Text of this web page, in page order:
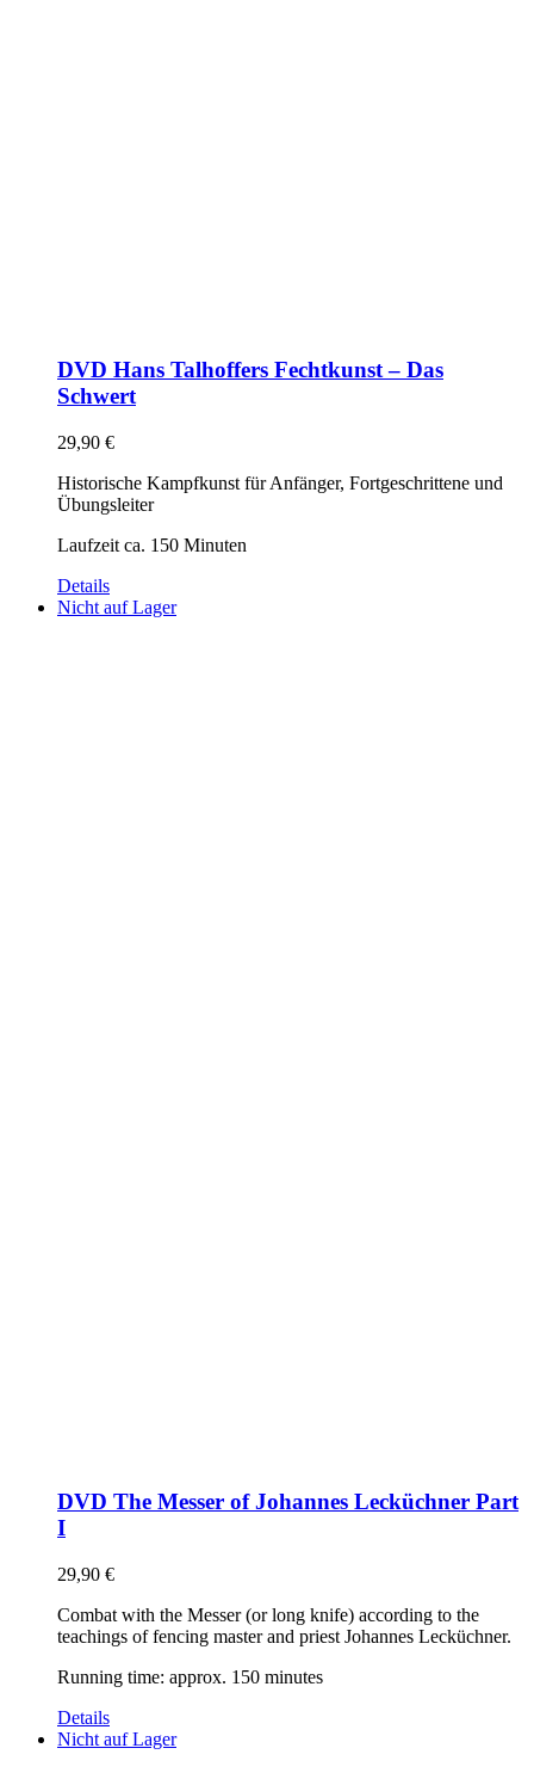
DVD Hans Talhoffers Fechtkunst – Das
Schwert
29,90 €
Historische Kampfkunst für Anfänger, Fortgeschrittene und
Übungsleiter
Laufzeit ca. 150 Minuten
Details
Nicht auf Lager
DVD The Messer of Johannes Lecküchner Part
I
29,90 €
Combat with the Messer (or long knife) according to the
teachings of fencing master and priest Johannes Lecküchner.
Running time: approx. 150 minutes
Details
Nicht auf Lager